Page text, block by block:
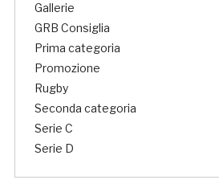
Gallerie
GRB Consiglia
Prima categoria
Promozione
Rugby
Seconda categoria
Serie C
Serie D